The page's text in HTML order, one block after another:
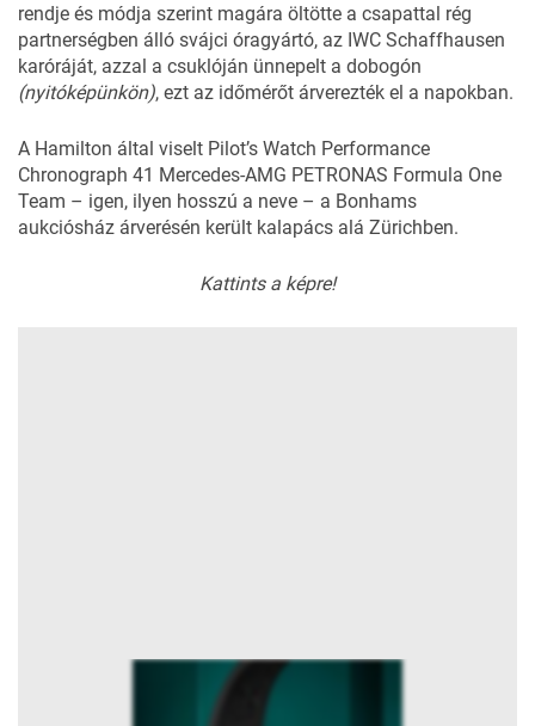
rendje és módja szerint magára öltötte a csapattal rég
partnerségben álló svájci óragyártó, az IWC Schaffhausen
karóráját, azzal a csuklóján ünnepelt a dobogón
(nyitóképünkön), ezt az időmérőt árverezték el a napokban.
A Hamilton által viselt Pilot’s Watch Performance
Chronograph 41 Mercedes-AMG PETRONAS Formula One
Team – igen, ilyen hosszú a neve – a Bonhams
aukciósház árverésén került kalapács alá Zürichben.
Kattints a képre!